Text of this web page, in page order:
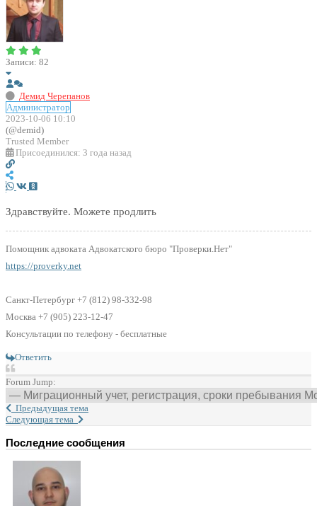
Записи: 82
Демид Черепанов
Администратор
2023-10-06 10:10
(@demid)
Trusted Member
Присоединился: 3 года назад
Здравствуйте. Можете продлить
Помощник адвоката Адвокатского бюро "Проверки.Нет"
https://proverky.net
Санкт-Петербург +7 (812) 98-332-98
Москва +7 (905) 223-12-47
Консультации по телефону - бесплатные
Ответить
Forum Jump:
Предыдущая тема
Следующая тема
Последние сообщения